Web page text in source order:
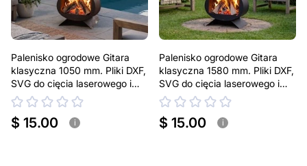
Palenisko ogrodowe Gitara
klasyczna 1050 mm. Pliki DXF,
SVG do cięcia laserowego i
plazmowego
$ 15.00 i
Palenisko ogrodowe Gitara
klasyczna 1580 mm. Pliki DXF,
SVG do cięcia laserowego i
plazmowego
$ 15.00 i